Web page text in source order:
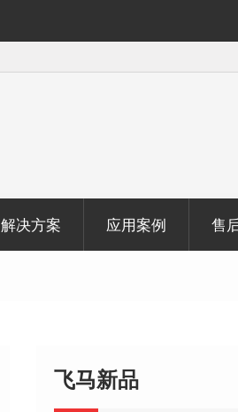
西藏自治区那曲地区湖泊
解决方案 应用案例 售
飞马新品